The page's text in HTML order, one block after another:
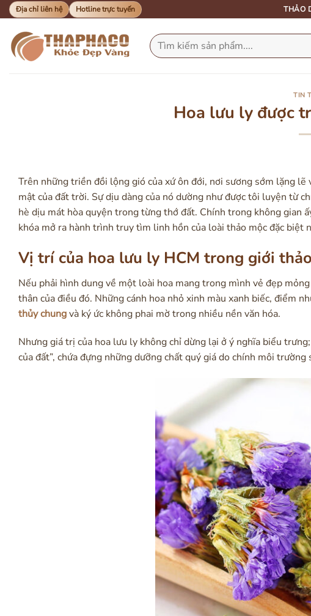
Bỏ
qua
nội
dung
Địa chỉ liên hệ Hotline trực tuyến THẢO
Tìm
kiếm:
TIN
Hoa lưu ly được
Trên những triền đồi lộng gió của xứ ôn đới, nơi sương sớm lặng
mật của đất trời. Sự dịu dàng của nó dường như được tôi luyện từ
hè dịu mát hòa quyện trong từng thớ đất. Chính trong không gian
khóa mở ra hành trình truy tìm linh hồn của loài thảo mộc đặc biệt
Vị trí của hoa lưu ly HCM trong giới
Nếu phải hình dung về một loài hoa mang trong mình vẻ đẹp
thân của điều đó. Những cánh hoa nhỏ xinh màu xanh biếc, điểm
thủy chungvà ký ức không phai mờ trong nhiều nền văn hóa.
Nhưng giá trị của hoa lưu ly không chỉ dừng lại ở ý nghĩa biểu
của đất”, chứa đựng những dưỡng chất quý giá do chính môi